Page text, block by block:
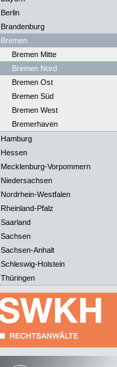
Berlin
Brandenburg
Bremen
Bremen Mitte
Bremen Nord
Bremen Ost
Bremen Süd
Bremen West
Bremerhaven
Hamburg
Hessen
Mecklenburg-Vorpommern
Niedersachsen
Nordrhein-Westfalen
Rheinland-Pfalz
Saarland
Sachsen
Sachsen-Anhalt
Schleswig-Holstein
Thüringen